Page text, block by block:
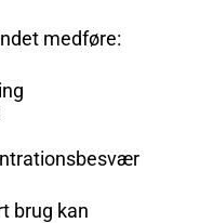
medføre:
brug kan